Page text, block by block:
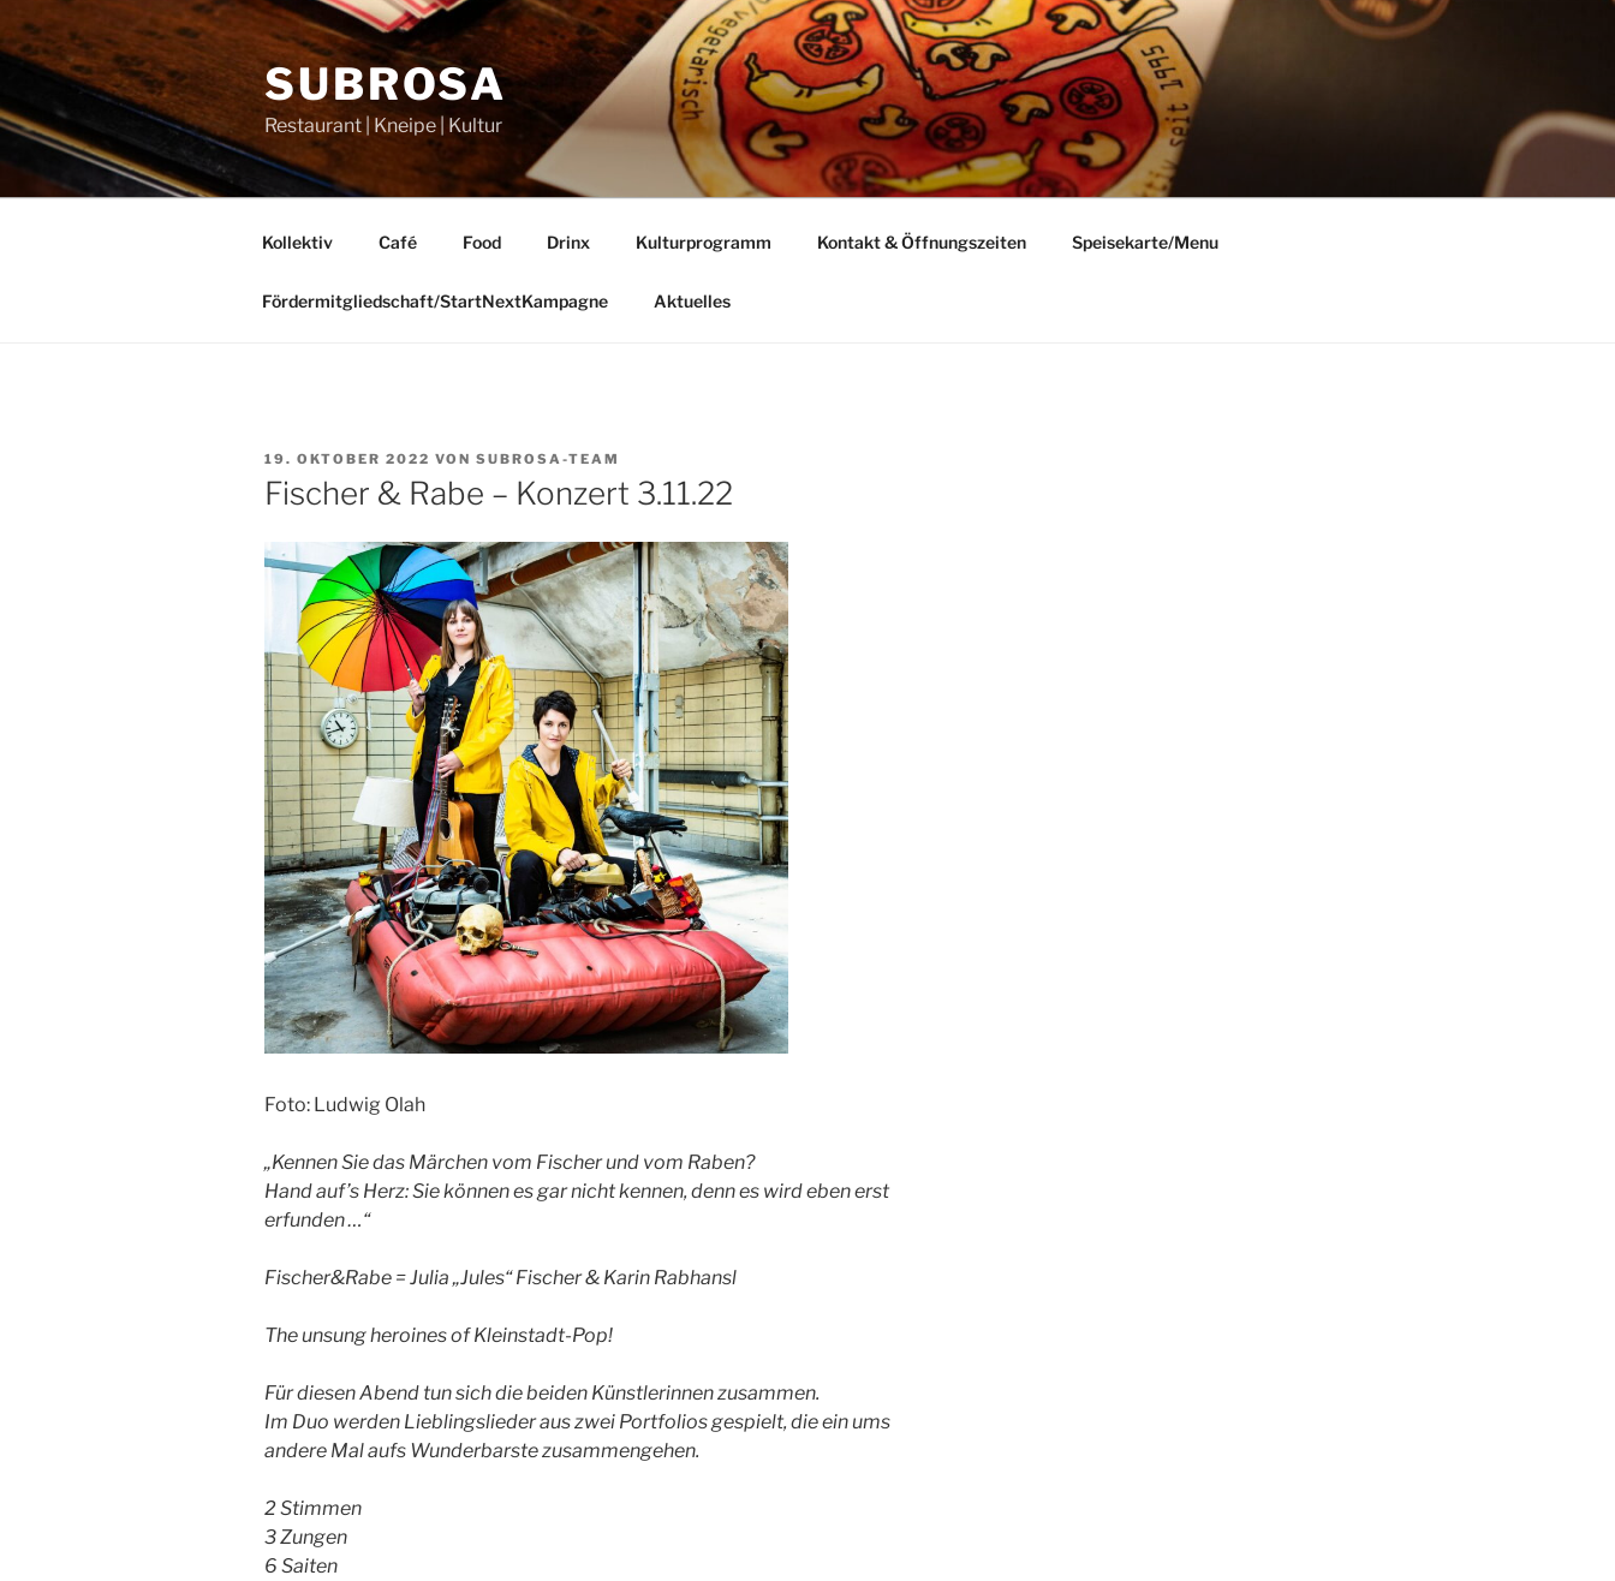
Inhalt
springen
SUBROSA
Restaurant | Kneipe | Kultur
Kollektiv Café Food Drinx Kulturprogramm Kontakt & Öffnungszeiten Speisekarte/Menu
Fördermitgliedschaft/StartNextKampagne Aktuelles
VERÖFFENTLICHT
AM
19. OKTOBER 2022 VON SUBROSA-TEAM
Fischer & Rabe – Konzert 3.11.22
Foto: Ludwig Olah
„Kennen Sie das Märchen vom Fischer und vom Raben?
Hand auf’s Herz: Sie können es gar nicht kennen, denn es wird eben erst
erfunden …“
Fischer&Rabe = Julia „Jules“ Fischer & Karin Rabhansl
The unsung heroines of Kleinstadt-Pop!
Für diesen Abend tun sich die beiden Künstlerinnen zusammen.
Im Duo werden Lieblingslieder auszwei Portfolios gespielt, die ein ums
andere Mal aufs Wunderbarste zusammengehen.
2 Stimmen
3 Zungen
6 Saiten